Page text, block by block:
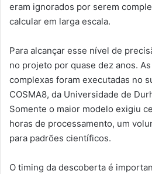
eram ignorados por serem
calcular em larga escala.
Para alcançar esse nível de
no projeto por quase dez anos.
complexas foram executadas no
COSMA8, da Universidade de
Somente o maior modelo exigiu
horas de processamento, um
para padrões científicos.
O timing da descoberta é